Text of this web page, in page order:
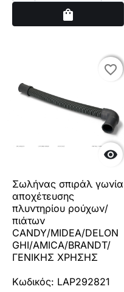
shopping_bag

favorite_border
favorite_border
Σωλήνας σπιράλ γωνία
αποχέτευσης
πλυντηρίου ρούχων/
πιάτων
CANDY/MIDEA/DELON
GHI/AMICA/BRANDT/
ΓΕΝΙΚΗΣ ΧΡΗΣΗΣ
Κωδικός: LAP292821